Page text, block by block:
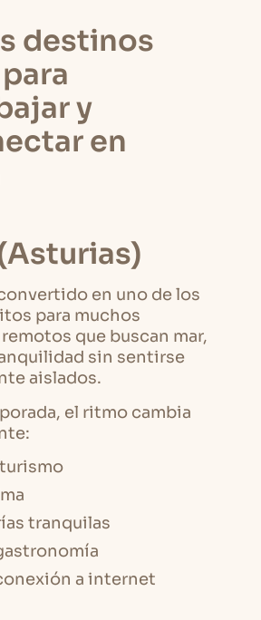
destinos
y
en
en uno de los
para muchos
que buscan mar,
sin sentirse
aislados.
el ritmo cambia
tranquilas
a internet